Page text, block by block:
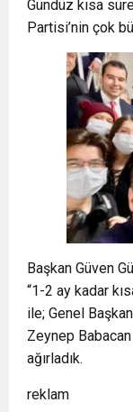
Gündüz kısa
Partisi’nin çok
Başkan Güven
“1-2 ay kadar
ile; Genel
Zeynep
ağırladık.
reklam